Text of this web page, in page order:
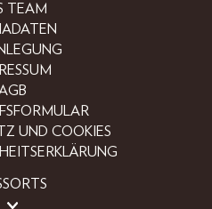
TEAM
UND COOKIES